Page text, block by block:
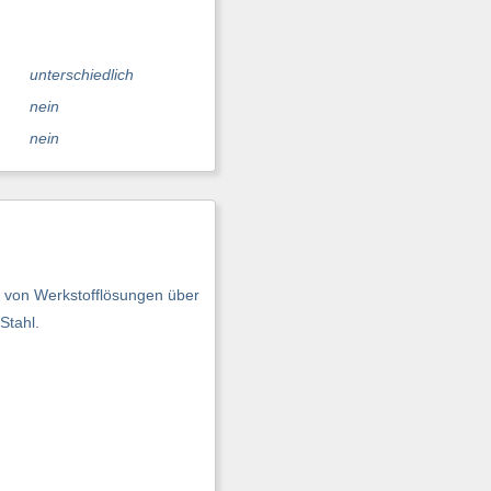
unterschiedlich
nein
nein
Werkstofflösungen über